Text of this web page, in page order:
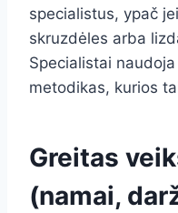
specialistus, ypač
skruzdėles arba
Specialistai
metodikas, kurios
Greitas
(namai,